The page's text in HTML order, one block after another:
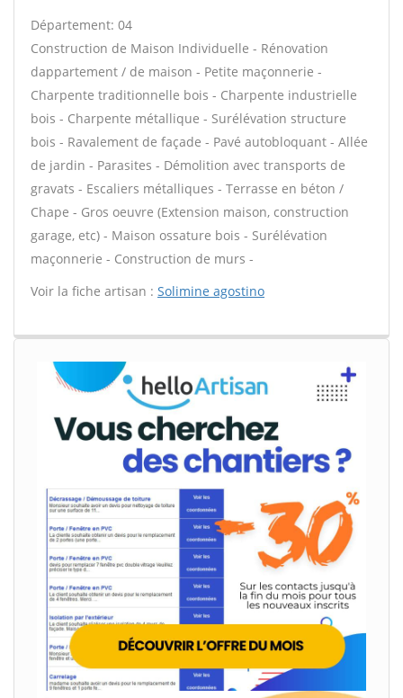
Département: 04
Construction de Maison Individuelle - Rénovation
dappartement / de maison - Petite maçonnerie -
Charpente traditionnelle bois - Charpente industrielle
bois - Charpente métallique - Surélévation structure
bois - Ravalement de façade - Pavé autobloquant - Allée
de jardin - Parasites - Démolition avec transports de
gravats - Escaliers métalliques - Terrasse en béton /
Chape - Gros oeuvre (Extension maison, construction
garage, etc) - Maison ossature bois - Surélévation
maçonnerie - Construction de murs -
Voir la fiche artisan : Solimine agostino